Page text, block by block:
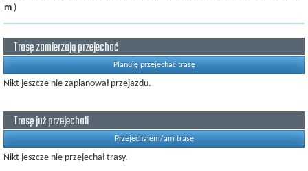
m )
Trasę zamierzają przejechać
Planuję przejechać trasę
Nikt jeszcze nie zaplanował przejazdu.
Trasę już przejechali
Przejechałem/am trasę
Nikt jeszcze nie przejechał trasy.